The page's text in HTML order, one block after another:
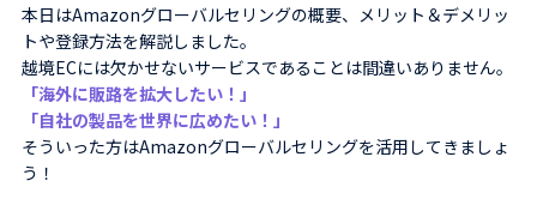
本日はAmazonグローバルセリングの概要、メリット＆デメリッ
トや登録方法を解説しました。
越境ECには欠かせないサービスであることは間違いありません。
「海外に販路を拡大したい！」
「自社の製品を世界に広めたい！」
そういった方はAmazonグローバルセリングを活用してきましょ
う！